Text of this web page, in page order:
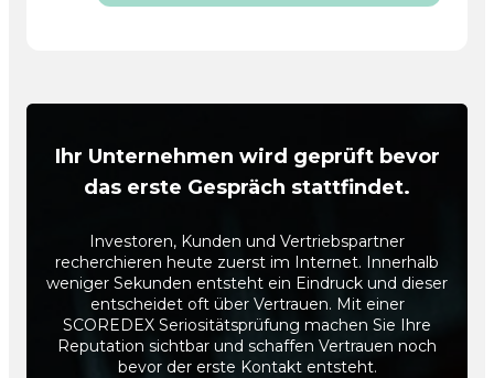
Ihr Unternehmen wird geprüft bevor
das erste Gespräch stattfindet.
Investoren, Kunden und Vertriebspartner
recherchieren heute zuerst im Internet. Innerhalb
weniger Sekunden entsteht ein Eindruck und dieser
entscheidet oft über Vertrauen. Mit einer
SCOREDEX Seriositätsprüfung machen Sie Ihre
Reputation sichtbar und schaffen Vertrauen noch
bevor der erste Kontakt entsteht.